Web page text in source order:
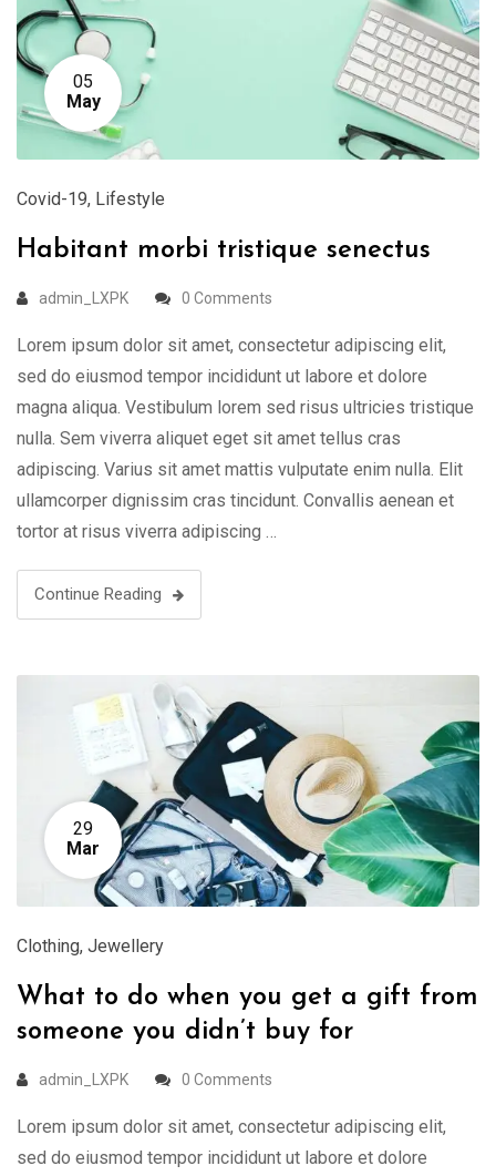
05
May
Covid-19, Lifestyle
Habitant morbi tristique senectus
admin_LXPK 0 Comments
Lorem ipsum dolor sit amet, consectetur adipiscing elit,
sed do eiusmod tempor incididunt ut labore et dolore
magna aliqua. Vestibulum lorem sed risus ultricies tristique
nulla. Sem viverra aliquet eget sit amet tellus cras
adipiscing. Varius sit amet mattis vulputate enim nulla. Elit
ullamcorper dignissim cras tincidunt. Convallis aenean et
tortor at risus viverra adipiscing …
Continue Reading
29
Mar
Clothing, Jewellery
What to do when you get a gift from
someone you didn’t buy for
admin_LXPK 0 Comments
Lorem ipsum dolor sit amet, consectetur adipiscing elit,
sed do eiusmod tempor incididunt ut labore et dolore